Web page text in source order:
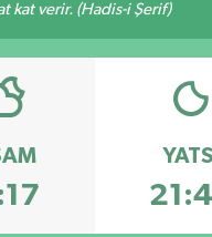
kat verir. (Hadis-i Şerif)
YATSI